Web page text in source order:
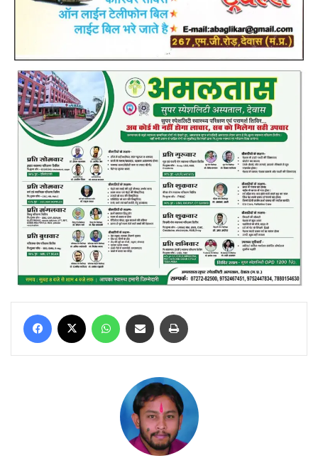
Facebook WhatsAppShare via Email